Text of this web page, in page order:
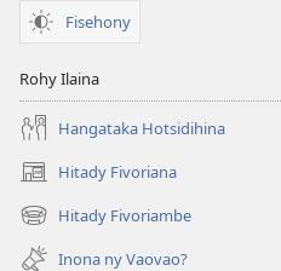
Fisehony
Rohy Ilaina
Hangataka Hotsidihina
Hitady Fivoriana
(manokatra
rohy) Hitady Fivoriambe
(manokatra
rohy) Inona ny Vaovao?